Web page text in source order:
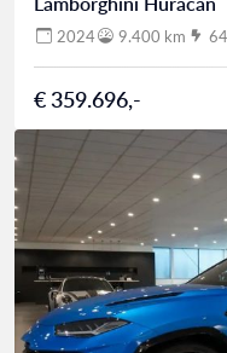
2024 9.400 km
€ 359.696,-